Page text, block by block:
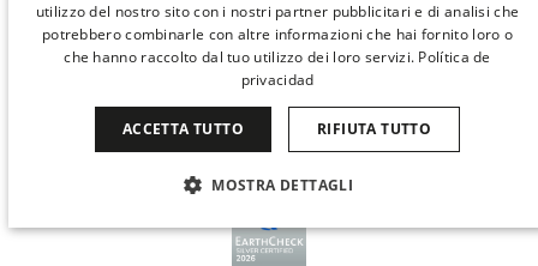
ENGLISH
GERMAN
FRENCH
CHINESE (SIMPLIFIED)
utilizzo del nostro sito con i nostri partner pubblicitari e di analisi che
potrebbero combinarle con altre informazioni che hai fornito loro o
che hanno raccolto dal tuo utilizzo dei loro servizi. Política de
privacidad
ACCETTA TUTTO RIFIUTA TUTTO
MOSTRA DETTAGLI
STRETTAMENTE NECESSARI PERFORMANCE